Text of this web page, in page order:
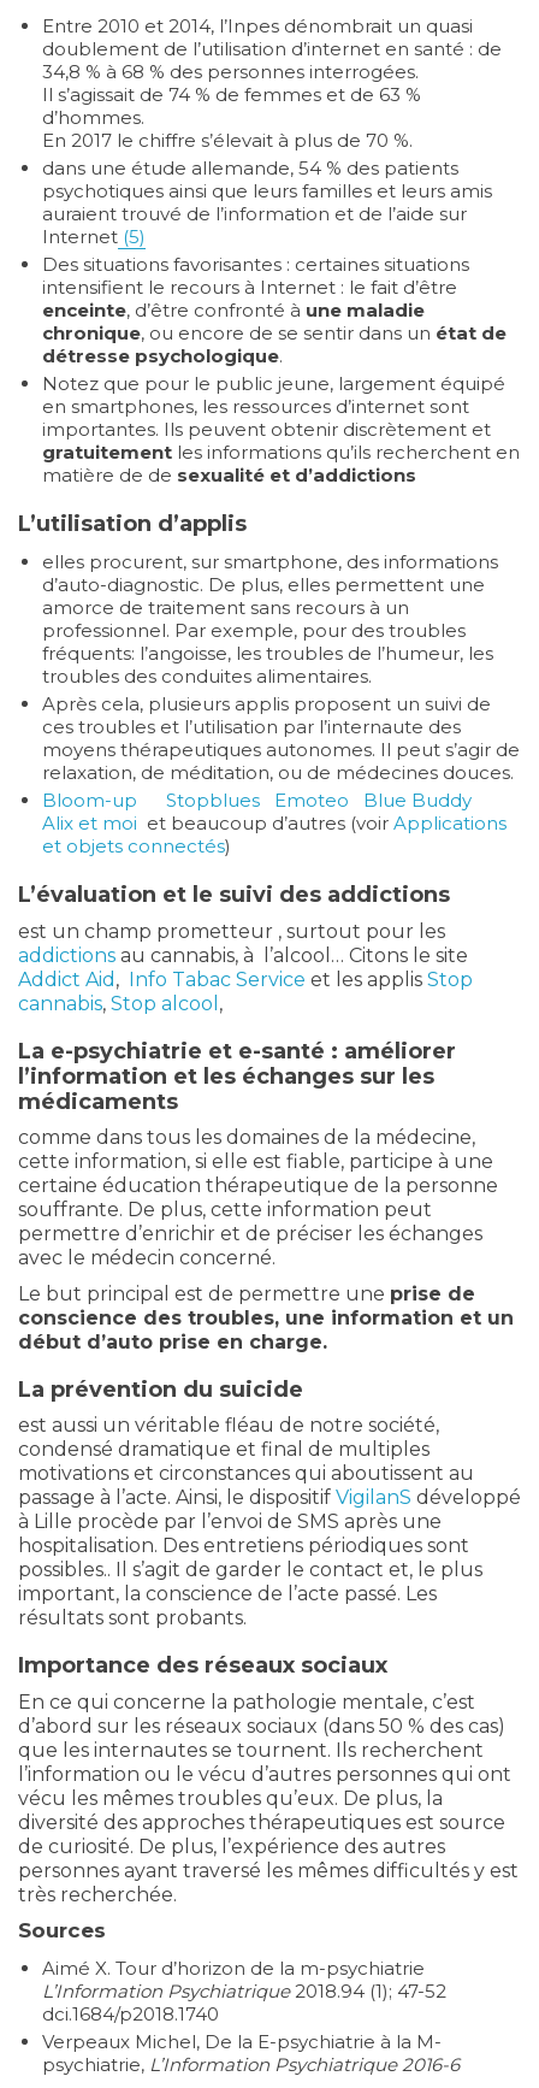
Entre 2010 et 2014, l’Inpes dénombrait un quasi
doublement de l’utilisation d’internet en santé : de
34,8 % à 68 % des personnes interrogées.
Il s’agissait de 74 % de femmes et de 63 %
d’hommes.
En 2017 le chiffre s’élevait à plus de 70 %.
dans une étude allemande, 54 % des patients
psychotiques ainsi que leurs familles et leurs amis
auraient trouvé de l’information et de l’aide sur
Internet (5)
Des situations favorisantes : certaines situations
intensifient le recours à Internet : le fait d’être
enceinte, d’être confronté à une maladie
chronique, ou encore de se sentir dans un état de
détresse psychologique.
Notez que pour le public jeune, largement équipé
en smartphones, les ressources d’internet sont
importantes. Ils peuvent obtenir discrètement et
gratuitement les informations qu’ils recherchent en
matière de de sexualité et d’addictions
L’utilisation d’applis
elles procurent, sur smartphone, des informations
d’auto-diagnostic. De plus, elles permettent une
amorce de traitement sans recours à un
professionnel. Par exemple, pour des troubles
fréquents: l’angoisse, les troubles de l’humeur, les
troubles des conduites alimentaires.
Après cela, plusieurs applis proposent un suivi de
ces troubles et l’utilisation par l’internaute des
moyens thérapeutiques autonomes. Il peut s’agir de
relaxation, de méditation, ou de médecines douces.
Bloom-up
Stopblues Emoteo Blue Buddy
Alix et moi et beaucoup d’autres (voir Applications
et objets connectés)
L’évaluation et le suivi des addictions
est un champ prometteur , surtout pour les
addictions au cannabis, à l’alcool… Citons le site
Addict Aid , Info Tabac Service et les applis Stop
cannabis, Stop alcool ,
La e-psychiatrie et e-santé : améliorer
l’information et les échanges sur les
médicaments
comme dans tous les domaines de la médecine,
cette information, si elle est fiable, participe à une
certaine éducation thérapeutique de la personne
souffrante. De plus, cette information peut
permettre d’enrichir et de préciser les échanges
avec le médecin concerné.
Le but principal est de permettre une prise de
conscience des troubles, une information et un
début d’auto prise en charge.
La prévention du suicide
est aussi un véritable fléau de notre société,
condensé dramatique et final de multiples
motivations et circonstances qui aboutissent au
passage à l’acte. Ainsi, le dispositif VigilanS développé
à Lille procède par l’envoi de SMS après une
hospitalisation. Des entretiens périodiques sont
possibles.. Il s’agit de garder le contact et, le plus
important, la conscience de l’acte passé. Les
résultats sont probants.
Importance des réseaux sociaux
En ce qui concerne la pathologie mentale, c’est
d’abord sur les réseaux sociaux (dans 50 % des cas)
que les internautes se tournent. Ils recherchent
l’information ou le vécu d’autres personnes qui ont
vécu les mêmes troubles qu’eux. De plus, la
diversité des approches thérapeutiques est source
de curiosité. De plus, l’expérience des autres
personnes ayant traversé les mêmes difficultés y est
très recherchée.
Sources
Aimé X. Tour d’horizon de la m-psychiatrie
L’Information Psychiatrique2018.94 (1); 47-52
dci.1684/p2018.1740
Verpeaux Michel, De la E-psychiatrie à la M-
psychiatrie, L’Information Psychiatrique 2016-6